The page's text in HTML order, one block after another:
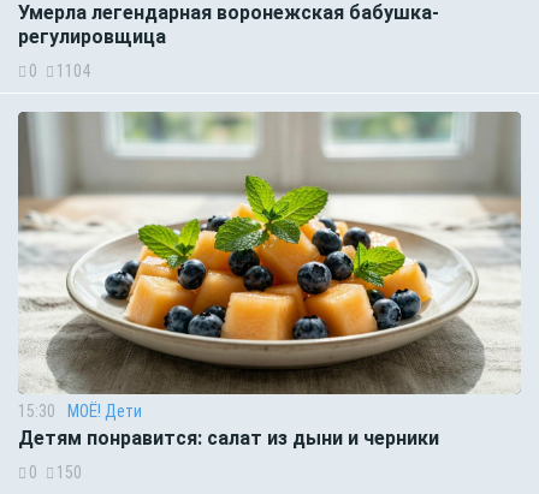
Умерла легендарная воронежская бабушка-
регулировщица
0 1104
15:30 МОЁ! Дети
Детям понравится: салат из дыни и черники
0 150